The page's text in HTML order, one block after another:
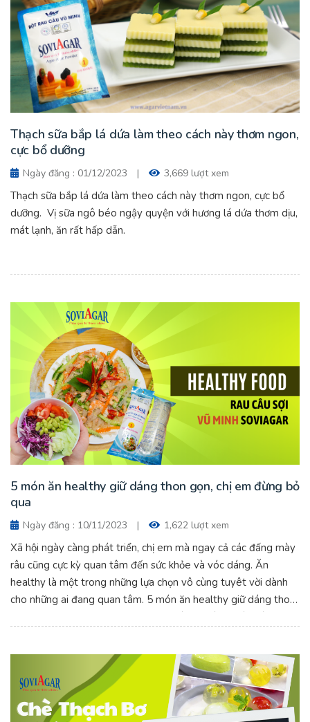
Thạch sữa bắp lá dứa làm theo cách này thơm ngon,
cực bổ dưỡng
Ngày đăng : 01/12/2023 | 3,669 lượt xem
Thạch sữa bắp lá dứa làm theo cách này thơm ngon, cực bổ
dưỡng. Vị sữa ngô béo ngậy quyện với hương lá dứa thơm dịu,
mát lạnh, ăn rất hấp dẫn.
5 món ăn healthy giữ dáng thon gọn, chị em đừng bỏ
qua
Ngày đăng : 10/11/2023 | 1,622 lượt xem
Xã hội ngày càng phát triển, chị em mà ngay cả các đấng mày
râu cũng cực kỳ quan tâm đến sức khỏe và vóc dáng. Ăn
healthy là một trong những lựa chọn vô cùng tuyêt vời dành
cho những ai đang quan tâm. 5 món ăn healthy giữ dáng thon